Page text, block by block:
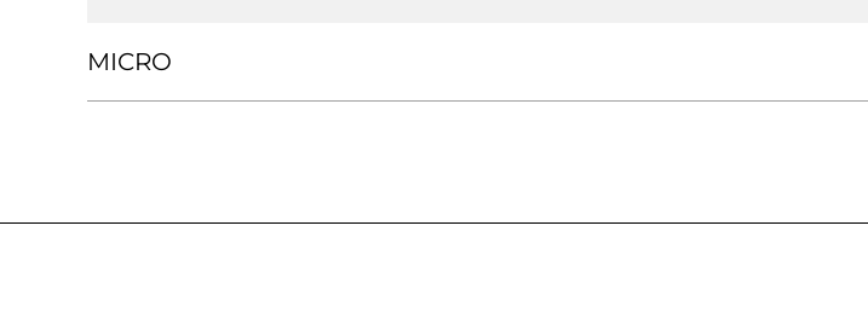
MICRO